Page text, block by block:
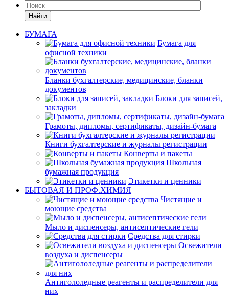
Найти
БУМАГА
Бумага для
офисной техники
Бланки бухгалтерские, медицинские, бланки
документов
Блоки для записей,
закладки
Грамоты, дипломы, сертификаты, дизайн-бумага
Книги бухгалтерские и журналы регистрации
Конверты и пакеты
Школьная
бумажная продукция
Этикетки и ценники
БЫТОВАЯ И ПРОФ.ХИМИЯ
Чистящие и
моющие средства
Мыло и диспенсеры, антисептические гели
Средства для стирки
Освежители
воздуха и диспенсеры
Антигололедные реагенты и распределители для
них